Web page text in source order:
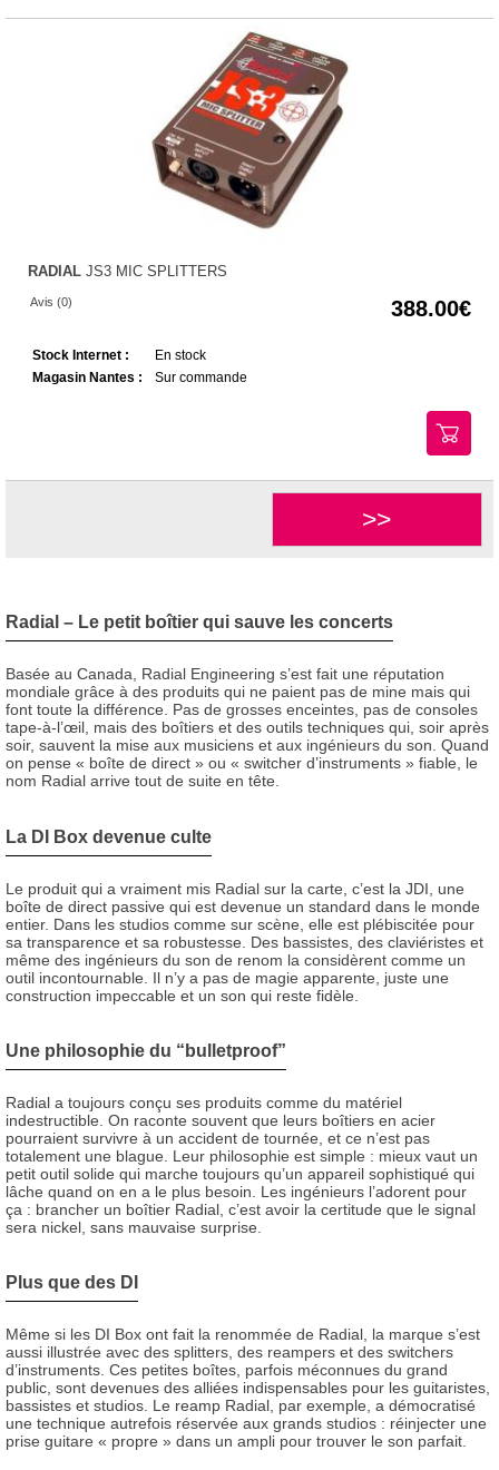
RADIAL JS3 MIC SPLITTERS
Avis (0) 388.00
Stock Internet :
En stock
Magasin Nantes :
Sur commande
>>
Radial – Le petit boîtier qui sauve les concerts
Basée au Canada, Radial Engineering s’est fait une réputation
mondiale grâce à des produits qui ne paient pas de mine mais qui
font toute la différence. Pas de grosses enceintes, pas de consoles
tape-à-l’œil, mais des boîtiers et des outils techniques qui, soir après
soir, sauvent la mise aux musiciens et aux ingénieurs du son. Quand
on pense « boîte de direct » ou « switcher d’instruments » fiable, le
nom Radial arrive tout de suite en tête.
La DI Box devenue culte
Le produit qui a vraiment mis Radial sur la carte, c’est la JDI, une
boîte de direct passive qui est devenue un standard dans le monde
entier. Dans les studios comme sur scène, elle est plébiscitée pour
sa transparence et sa robustesse. Des bassistes, des claviéristes et
même des ingénieurs du son de renom la considèrent comme un
outil incontournable. Il n’y a pas de magie apparente, juste une
construction impeccable et un son qui reste fidèle.
Une philosophie du “bulletproof”
Radial a toujours conçu ses produits comme du matériel
indestructible. On raconte souvent que leurs boîtiers en acier
pourraient survivre à un accident de tournée, et ce n’est pas
totalement une blague. Leur philosophie est simple : mieux vaut un
petit outil solide qui marche toujours qu’un appareil sophistiqué qui
lâche quand on en a le plus besoin. Les ingénieurs l’adorent pour
ça : brancher un boîtier Radial, c’est avoir la certitude que le signal
sera nickel, sans mauvaise surprise.
Plus que des DI
Même si les DI Box ont fait la renommée de Radial, la marque s’est
aussi illustrée avec des splitters, des reampers et des switchers
d’instruments. Ces petites boîtes, parfois méconnues du grand
public, sont devenues des alliées indispensables pour les guitaristes,
bassistes et studios. Le reamp Radial, par exemple, a démocratisé
une technique autrefois réservée aux grands studios : réinjecter une
prise guitare « propre » dans un ampli pour trouver le son parfait.